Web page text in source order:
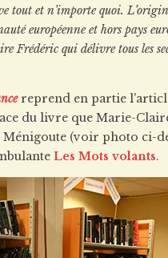
tout et n’importe quoi.
européenne et hors pays
Frédéric qui délivre tous les
reprend en partie
du livre que Marie-
Ménigoute (voir photo ci-
Les Mots volants.